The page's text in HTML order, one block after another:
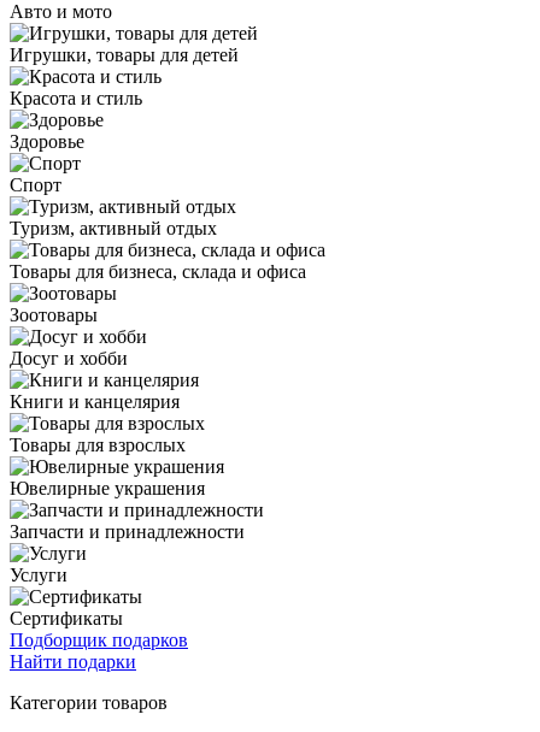
Авто и мото
Игрушки, товары для детей
Красота и стиль
Здоровье
Спорт
Туризм, активный отдых
Товары для бизнеса, склада и офиса
Зоотовары
Досуг и хобби
Книги и канцелярия
Товары для взрослых
Ювелирные украшения
Запчасти и принадлежности
Услуги
Сертификаты
Подборщик подарков
Найти подарки
Категории товаров